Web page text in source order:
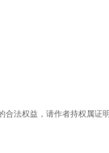
法权益，请作者持权属证